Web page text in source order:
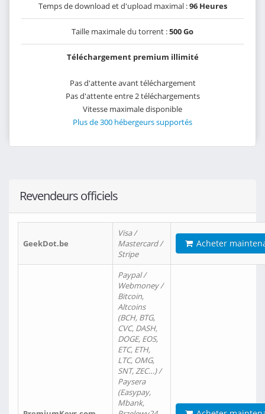
Temps de download et d'upload maximal :96 Heures
Taille maximale du torrent :500 Go
Téléchargement premium illimité
Pas d'attente avant téléchargement
Pas d'attente entre 2 téléchargements
Vitesse maximale disponible
Plus de 300 hébergeurs supportés
Revendeurs officiels
GeekDot.be
Visa /
Mastercard /
Stripe
Acheter
Paypal /
Webmoney /
Bitcoin,
Altcoins
(BCH, BTG,
CVC, DASH,
DOGE, EOS,
ETC, ETH,
LTC, OMG,
SNT, ZEC…) /
Paysera
(Easypay,
Mbank,